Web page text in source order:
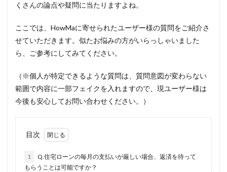
くさんの論点や疑問に当たりますよね。
ここでは、HowMaに寄せられたユーザー様の質問をご紹介さ
せていただきます。似たお悩みの方がいらっしゃいました
ら、ご参考にしてみてください。
（※個人が特定できるような質問は、質問意図が変わらない
範囲で内容に一部フェイクを入れますので、現ユーザー様は
今後も安心してお問い合わせください。）
目次
1
Q.住宅ローンの毎月の支払いが厳しい場合、返済を待って
もらうことは可能ですか？